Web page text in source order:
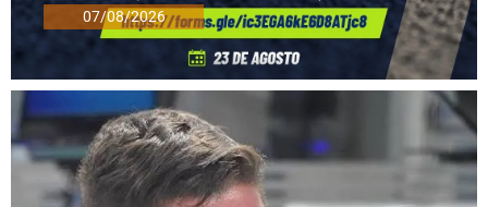
07/08/2026